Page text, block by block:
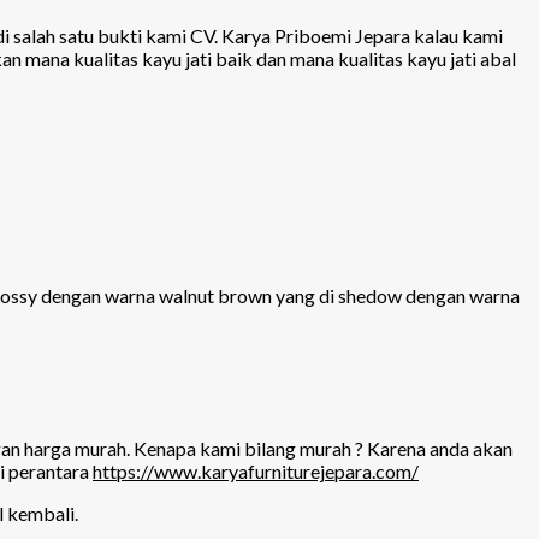
satu bukti kami CV. Karya Priboemi Jepara kalau kami
mana kualitas kayu jati baik dan mana kualitas kayu jati abal
dengan warna walnut brown yang di shedow dengan warna
murah. Kenapa kami bilang murah ? Karena anda akan
perantarahttps://www.karyafurniturejepara.com/
kembali.